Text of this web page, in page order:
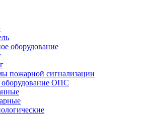
оборудование
пожарной сигнализации
оборудование ОПС